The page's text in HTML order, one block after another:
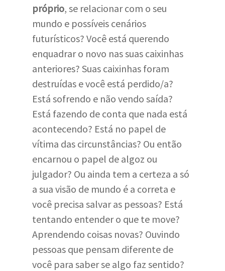
próprio, se relacionar com o seu
mundo e possíveis cenários
futurísticos? Você está querendo
enquadrar o novo nas suas caixinhas
anteriores? Suas caixinhas foram
destruídas e você está perdido/a?
Está sofrendo e não vendo saída?
Está fazendo de conta que nada está
acontecendo? Está no papel de
vítima das circunstâncias? Ou então
encarnou o papel de algoz ou
julgador? Ou ainda tem a certeza a só
a sua visão de mundo é a correta e
você precisa salvar as pessoas? Está
tentando entender o que te move?
Aprendendo coisas novas? Ouvindo
pessoas que pensam diferente de
você para saber se algo faz sentido?